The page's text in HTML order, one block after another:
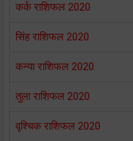
कर्क राशिफल 2020
सिंह राशिफल 2020
कन्या राशिफल 2020
तुला राशिफल 2020
वृश्चिक राशिफल 2020